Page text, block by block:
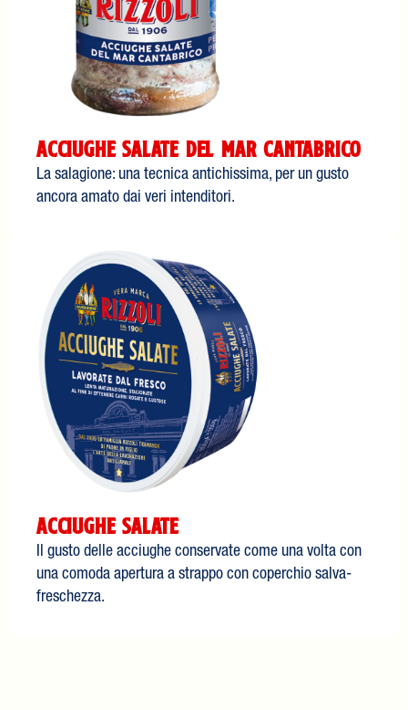
Acciughe Salate del Mar Cantabrico
La salagione: una tecnica antichissima, per un gusto
ancora amato dai veri intenditori.
Acciughe salate
Il gusto delle acciughe conservate come una volta con
una comoda apertura a strappo con coperchio salva-
freschezza.